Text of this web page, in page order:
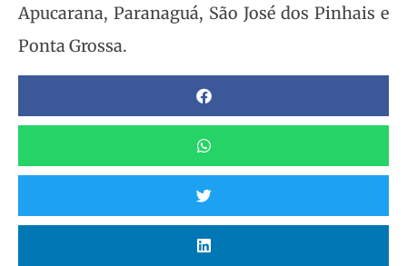
Apucarana, Paranaguá, São José dos Pinhais e
Ponta Grossa.